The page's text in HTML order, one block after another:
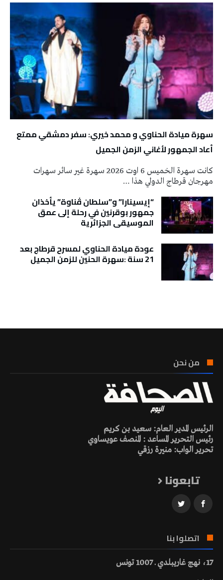
سهرة ميادة الحناوي و محمد خيري: سفر دمشقي ممتع
أعاد الجمهور لأغاني الزمن الجميل
كانت سهرة الخميس 6 اوت 2026 سهرة غير سائر سهرات
مهرجان قرطاج الدولي هذا …
“إيسينارا” و”سلطان ڤناوة” يأخذان
جمهور بوقرنين في رحلة إلى عمق
الموسيقى الجزائرية
عودة ميادة الحناوي لمسرح قرطاج بعد
21 سنة :سهرة الحنين للزمن الجميل
من نحن
الرئيس المدير العام: سعيد بن كريم
رئيس التحرير المساعد : المنصف عويساوي
تحرير الواب: منيرة رزقي
تابعونا
اتصلوا بنا
17، نهج غاريبلدي ـ 1007 تونس